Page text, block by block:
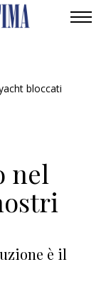
bloccati
nel
è il